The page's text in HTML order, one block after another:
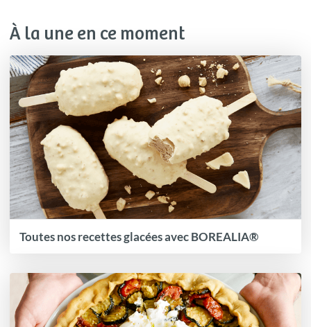
À la une en ce moment
Toutes nos recettes glacées avec BOREALIA®